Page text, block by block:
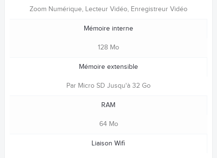
Zoom Numérique, Lecteur Vidéo, Enregistreur Vidéo
Mémoire interne
128 Mo
Mémoire extensible
Par Micro SD Jusqu'à 32 Go
RAM
64 Mo
Liaison Wifi